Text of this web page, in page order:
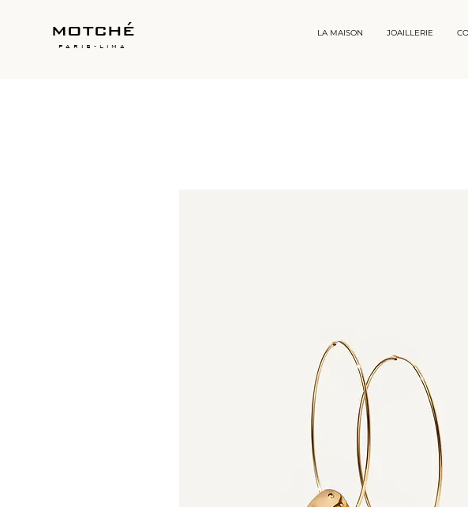
motché
paris-lima
LA MAISON JOAILLERIE